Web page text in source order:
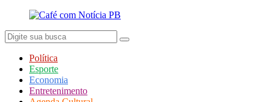
Política
Esporte
Economia
Entretenimento